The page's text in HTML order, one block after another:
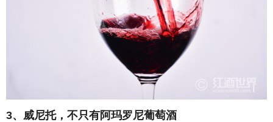
3、威尼托，不只有阿玛罗尼葡萄酒